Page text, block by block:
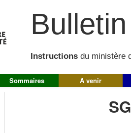
Instructions du ministère
Sommaires A venir